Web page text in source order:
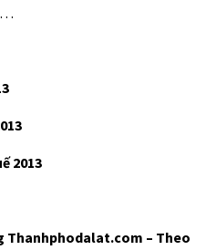
2013
Thanhphodalat.com – Theo